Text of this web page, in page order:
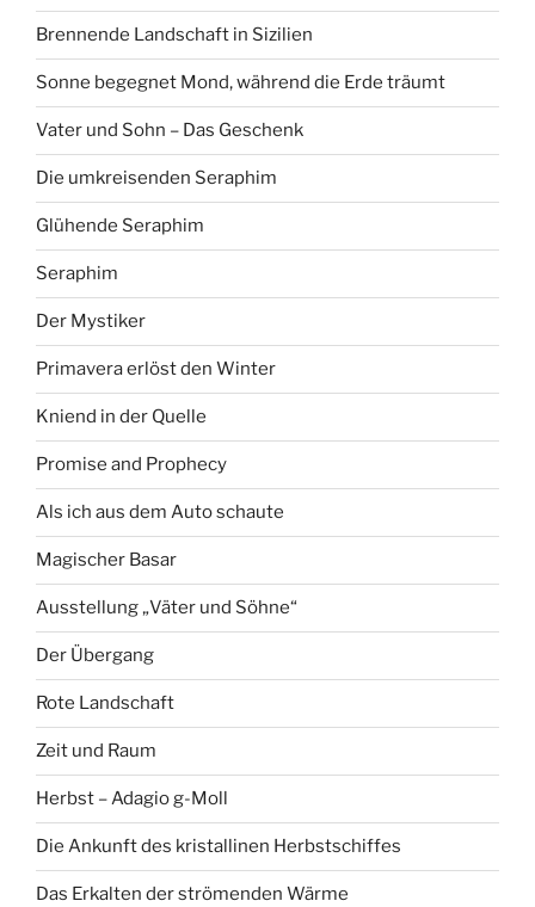
Brennende Landschaft in Sizilien
Sonne begegnet Mond, während die Erde träumt
Vater und Sohn – Das Geschenk
Die umkreisenden Seraphim
Glühende Seraphim
Seraphim
Der Mystiker
Primavera erlöst den Winter
Kniend in der Quelle
Promise and Prophecy
Als ich aus dem Auto schaute
Magischer Basar
Ausstellung „Väter und Söhne“
Der Übergang
Rote Landschaft
Zeit und Raum
Herbst – Adagio g-Moll
Die Ankunft des kristallinen Herbstschiffes
Das Erkalten der strömenden Wärme